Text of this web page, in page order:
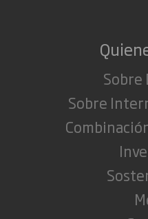
Sobre
Sobre